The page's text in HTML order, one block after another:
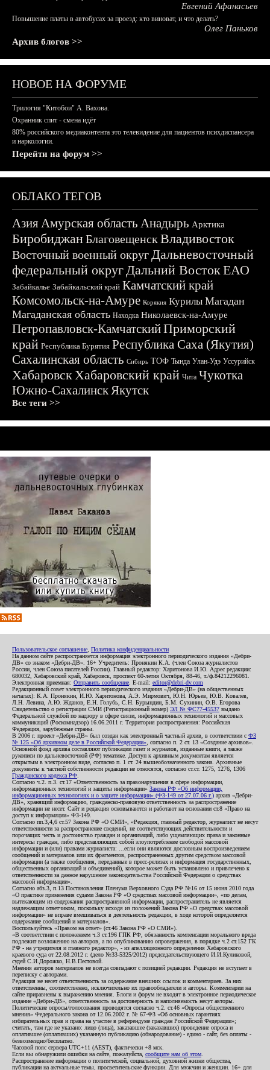
Евгений Афанасьев
Повышение платы в автобусах за проезд: кто виноват, и что делать?
Олег Паньков
Архив блогов >>
НОВОЕ НА ФОРУМЕ
Трилогия "Китобои" А. Вахова.
Охранник спит - смена идёт
80% российского медиаконтента это телевидение для пациентов психдиспансера
и наркологии.
Перейти на форум >>
ОБЛАКО ТЕГОВ
АзияАмурская область Анадырь Арктика
БиробиджанБлаговещенскВладивосток
Восточный военный округДальневосточный
федеральный округДальний ВостокЕАО
Забайкалье Забайкальский край Камчатский край
Комсомольск-на-Амуре Корякия Курилы Магадан
Магаданская область Находка Николаевск-на-Амуре
Петропавловск-КамчатскийПриморский
край Республика Бурятия Республика Саха (Якутия)
Сахалинская область Сибирь ТОФ Тында Улан-Удэ Уссурийск
ХабаровскХабаровский край Чита Чукотка
Южно-СахалинскЯкутск
Все теги >>
Пользовательское соглашение Политика конфиденциальности
На данном сайте распространяется информация электронного периодического издания «Дебри-
ДВ» со знаком «Дебри-ДВ». 16+ Учредитель: Пронякин К.А. (член Союза журналистов
России, член Союза писателей России). Главный редактор: Харитонова И.Ю. Адрес редакции:
680032, Хабаровский край, Хабаровск, проспект 60-летия Октября, 88-46, т./ф.84212296081.
Электронная приемная: Отправить сообщение . E-mail: editor@debri-dv.com
Редакционный совет электронного периодического издания «Дебри-ДВ» (на общественных
началах): К.А. Пронякин, И.Ю. Харитонова, А.Э. Мирмович, Ю.Н. Юрьев, Ю.В. Ковалев,
Л.Н. Левина, А.Ю. Жданов, Е.Н. Голубь, С.Н. Бурындин, Б.М. Сухинин, О.В. Егорова
Свидетельство о регистрации СМИ (Регистрационный номер) ЭЛ № ФС77-45537 выдано
Федеральной службой по надзору в сфере связи, информационных технологий и массовых
коммуникаций (Роскомнадзор) 16.06.2011 г. Территория распространения: Российская
Федерация, зарубежные страны.
В 2006 г. проект «Дебри-ДВ» был создан как электронный частный архив, в соответствии с ФЗ
№ 125 «Об архивном деле в Российской Федерации» , согласно п. 2 ст. 13 «Создание архивов».
Основной фонд архива составляют публикации газет и журналов, изданные книги, а также
рукописи по дальневосточной (РФ) тематике. Доступ к архивным документам является
открытым в электронном виде, согласно п. 1 ст. 24 вышеобозначенного закона. Архивные
документы к частной собственности редакции не относятся, согласно ст.ст. 1275, 1276, 1306
Гражданского кодекса РФ
Согласно ч.2. п.3. ст.17 «Ответственность за правонарушения в сфере информации,
информационных технологий и защиты информации» Закона РФ «Об информации,
информационных технологиях и о защите информации» (ФЗ-149 от 27.07.06 г.) архив «Дебри-
ДВ», хранящий информацию, гражданско-правовую ответственность за распространение
информации не несет. Сайт и редакция основываются и работают на основании ст.8 «Право на
доступ к информации» ФЗ-149.
Согласно пп.3,4,6 ст.57 Закона РФ «О СМИ», «Редакция, главный редактор, журналист не несут
ответственности за распространение сведений, не соответствующих действительности и
порочащих честь и достоинство граждан и организаций, либо ущемляющих права и законные
интересы граждан, либо представляющих собой злоупотребление свободой массовой
информации и (или) правами журналиста: ...если они являются дословным воспроизведением
сообщений и материалов или их фрагментов, распространенных другим средством массовой
информации (а также сообщения, переданные в пресс-релизах и информация государственных,
общественных организаций и объединений), которое может быть установлено и привлечено к
ответственности за данное нарушение законодательства Российской Федерации о средствах
массовой информации».
Согласно абз.3, п.13 Постановления Пленума Верховного Суда РФ №16 от 15 июня 2010 года
«О практике применения судами Закона РФ «О средствах массовой информации», «по делам,
вытекающим из содержания распространенной информации, распространитель не является
надлежащим ответчиком, поскольку исходя из положений Закона РФ «О средствах массовой
информации» не вправе вмешиваться в деятельность редакции, в ходе которой определяется
содержание сообщений и материалов».
Воспользуйтесь «Правом на ответ» (ст.46 Закона РФ «О СМИ»).
«В соответствии с положением ч.3 ст.196 ГПК РФ, обязанность компенсации морального вреда
подлежит возложению на авторов, а по опубликованию опровержения, в порядке ч.2 ст.152 ГК
РФ - на учредителя и главного редактор», - из апелляционного определения Хабаровского
краевого суда от 22.08.2012 г. (дело №33-5325/2012) председательствующего И.И.Куликовой,
судей С.И.Дорожко, Н.В.Пестовой.
Мнения авторов материалов не всегда совпадают с позицией редакции. Редакция не вступает в
переписку с авторами.
Редакция не несет ответственность за содержание внешних ссылок и комментариев. За них
ответственны, соответственно, исключительно их правообладатели и авторы. Комментарии на
сайте приравнены к выражению мнения. Блоги и форум не входят в электронное периодическое
издание «Дебри-ДВ», ответственность за достоверность и наполняемость несут авторы.
Политические опросы/голосования проводятся согласно ч.2. ст.46 «Опросы общественного
мнения» Федерального закона от 12.06.2002 г. № 67-ФЗ «Об основных гарантиях
избирательных прав и права на участие в референдуме граждан Российской Федерации»;
считать, там где не указано: лицо (лица), заказавшее (заказавших) проведение опроса и
оплатившее (оплативших) указанную публикацию (обнародование) - едино - сайт, без оплаты -
безвозмездно/бесплатно.
Часовой пояс сервера UTC+11 (AEST), фактически +8 мск.
Если вы обнаружили ошибки на сайте, пожалуйста, сообщите нам об этом
Распространение информации о политической, социальной, духовной жизни общества,
публикации на актуальные темы, просветительские функции. Для мужчин и женщин. 16+ для